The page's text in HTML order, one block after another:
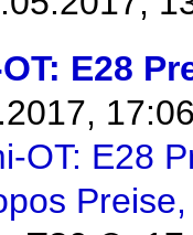
E28
17:06
OT: E28